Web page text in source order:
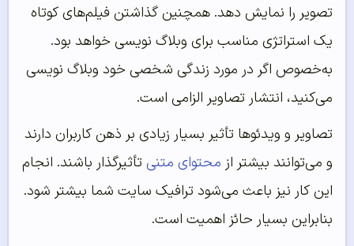
تصویر را نمایش دهد. همچنین گذاشتن فیلم‌های کوتاه
یک استراتژی مناسب برای وبلاگ نویسی خواهد بود.
به‌خصوص اگر در مورد زندگی شخصی خود وبلاگ نویسی
می‌کنید، انتشار تصاویر الزامی است.
تصاویر و ویدئوها تأثیر بسیار زیادی بر ذهن کاربران دارند
و می‌توانند بیشتر از محتوای متنی تأثیرگذار باشند. انجام
این کار نیز باعث می‌شود ترافیک سایت شما بیشتر شود.
بنابراین بسیار حائز اهمیت است.